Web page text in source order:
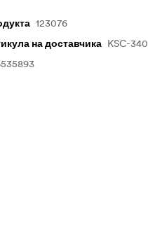
123076
на доставчика
KSC-340